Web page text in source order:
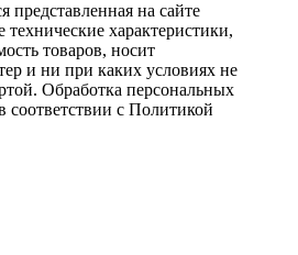
на сайте
характеристики,
товаров, носит
и ни при каких условиях не
Обработка персональных
соответствии с Политикой